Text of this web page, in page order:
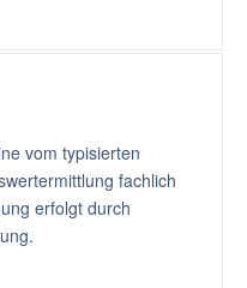
vom typisierten
fachlich
erfolgt durch